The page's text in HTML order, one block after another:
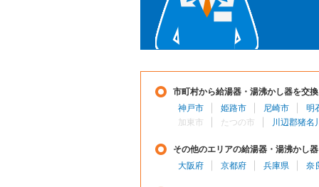
市町村から給湯器・湯沸かし器を交
神戸市
姫路市 尼崎市
明
加東市
たつの市 川辺郡猪名
その他のエリアの給湯器・湯沸かし
大阪府
京都府 兵庫県 奈